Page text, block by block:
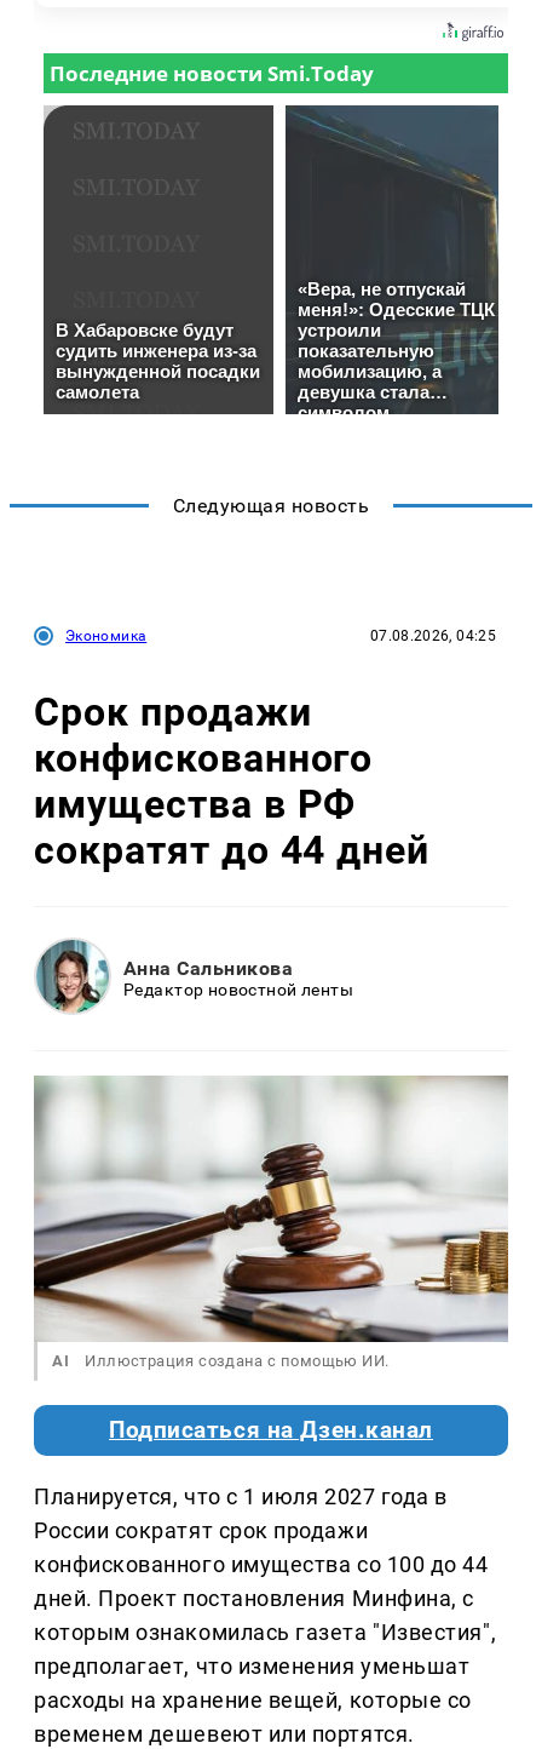
Следующая новость
Экономика 07.08.2026, 04:25
Срок продажи
конфискованного
имущества в РФ
сократят до 44 дней
Анна Сальникова
Редактор новостной ленты
AI Иллюстрация создана с помощью ИИ.
Подписаться на Дзен.канал
Планируется, что с 1 июля 2027 года в
России сократят срок продажи
конфискованного имущества со 100 до 44
дней. Проект постановления Минфина, с
которым ознакомилась газета "Известия",
предполагает, что изменения уменьшат
расходы на хранение вещей, которые со
временем дешевеют или портятся.